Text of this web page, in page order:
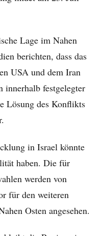
Lage im Nahen
berichten, dass das
USA und dem Iran
innerhalb festgelegter
Lösung des Konflikts
in Israel könnte
haben. Die für
werden von
für den weiteren
Osten angesehen.